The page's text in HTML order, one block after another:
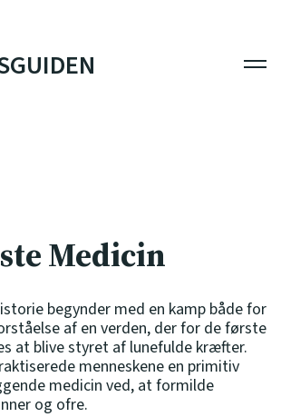
Medicin
begynder med en kamp både for
af en verden, der for de første
at blive styret af lunefulde kræfter.
menneskene en primitiv
medicin ved, at formilde
og ofre.